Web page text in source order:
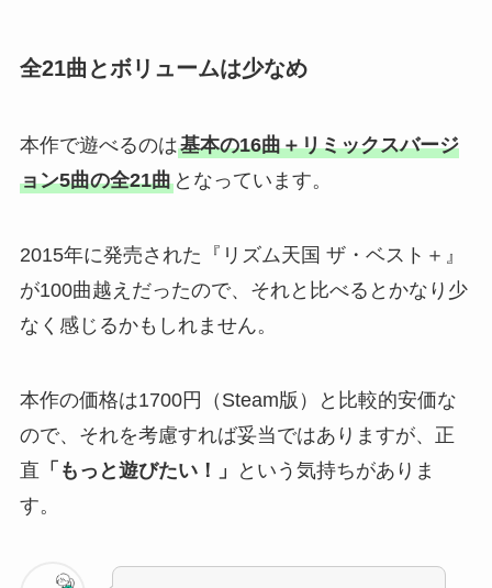
全21曲とボリュームは少なめ
本作で遊べるのは基本の16曲＋リミックスバージ
ョン5曲の全21曲となっています。
2015年に発売された『リズム天国 ザ・ベスト＋』
が100曲越えだったので、それと比べるとかなり少
なく感じるかもしれません。
本作の価格は1700円（Steam版）と比較的安価な
ので、それを考慮すれば妥当ではありますが、正
直 「もっと遊びたい！」
という気持ちがありま
す。